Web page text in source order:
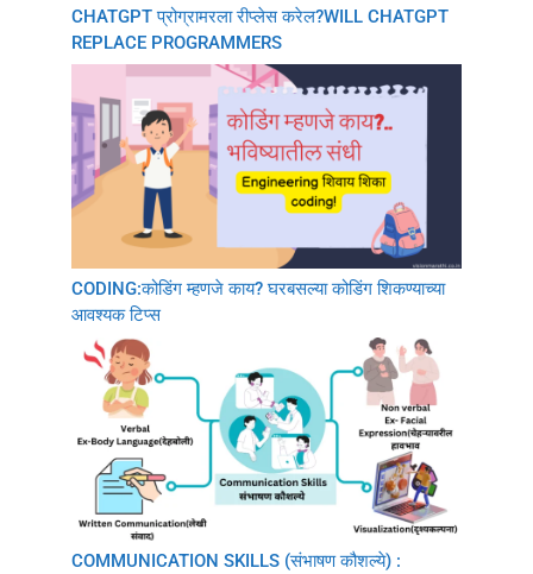
CHATGPT प्रोग्रामरला रीप्लेस करेल?WILL CHATGPT
REPLACE PROGRAMMERS
CODING:कोडिंग म्हणजे काय? घरबसल्या कोडिंग शिकण्याच्या
आवश्यक टिप्स
COMMUNICATION SKILLS (संभाषण कौशल्ये) :